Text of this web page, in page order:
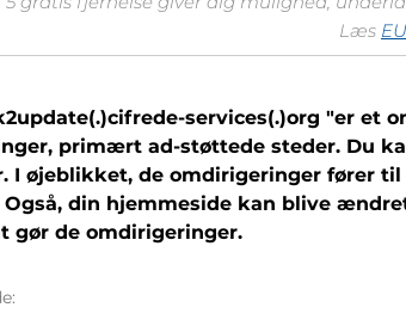
Læs
services(.)org "er et
primært ad-støttede steder. Du
I øjeblikket, de omdirigeringer fører
din hjemmeside kan blive
gør de omdirigeringer.